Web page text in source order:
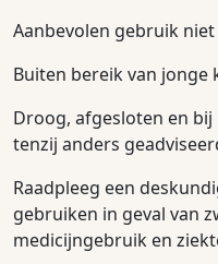
Aanbevolen gebruik
Buiten bereik van jonge
Droog, afgesloten en
tenzij anders
Raadpleeg een
gebruiken in geval van
medicijngebruik en